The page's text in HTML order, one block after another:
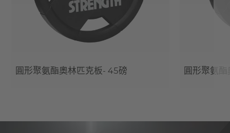
圓形聚氨酯奧林匹克板- 45磅 圓形聚氨